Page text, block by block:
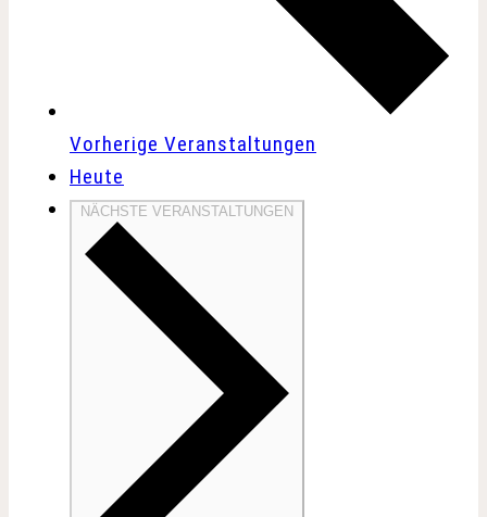
Vorherige Veranstaltungen
Heute
NÄCHSTE VERANSTALTUNGEN